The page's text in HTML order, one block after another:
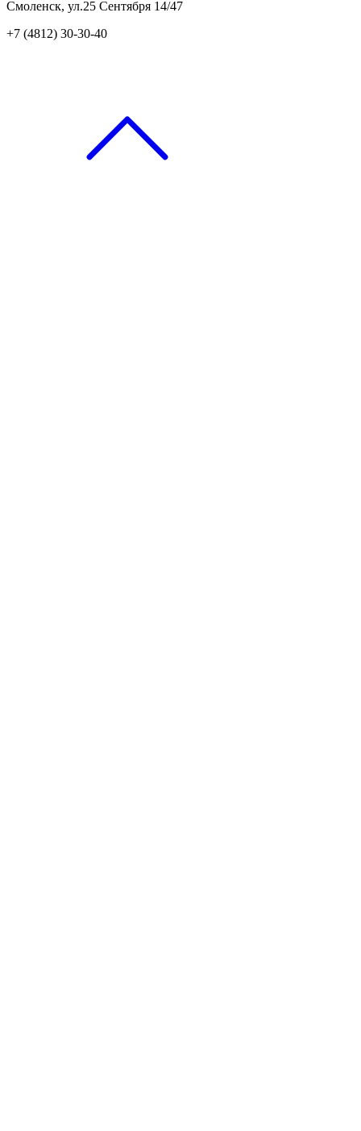
Смоленск, ул.25 Сентября 14/47
+7 (4812) 30-30-40